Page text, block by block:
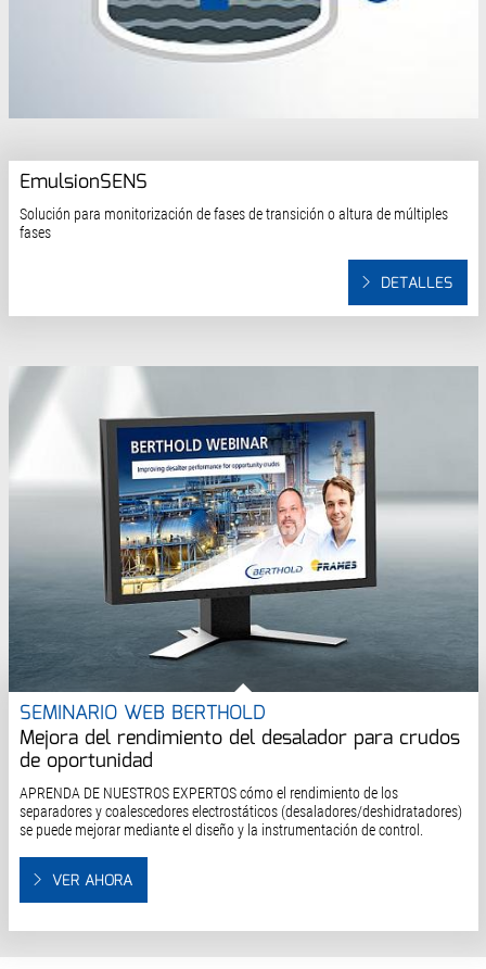
EmulsionSENS
Solución para monitorización de fases de transición o altura de múltiples
fases
DETALLES
SEMINARIO WEB BERTHOLD
Mejora del rendimiento del desalador para crudos
de oportunidad
APRENDA DE NUESTROS EXPERTOS cómo el rendimiento de los
separadores y coalescedores electrostáticos (desaladores/deshidratadores)
se puede mejorar mediante el diseño y la instrumentación de control.
VER AHORA